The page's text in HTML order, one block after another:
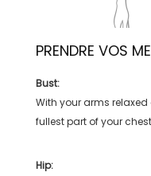
PRENDRE VOS
Bust:
With your arms
fullest part of your
Hip: